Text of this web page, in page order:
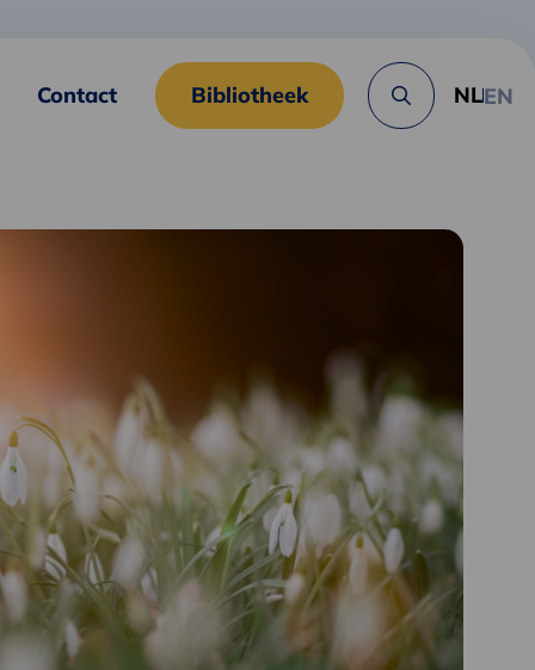
Contact Bibliotheek
Zoek
knop
NLEN